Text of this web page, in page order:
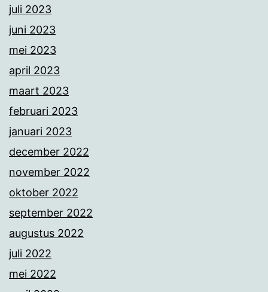
juli 2023
juni 2023
mei 2023
april 2023
maart 2023
februari 2023
januari 2023
december 2022
november 2022
oktober 2022
september 2022
augustus 2022
juli 2022
mei 2022